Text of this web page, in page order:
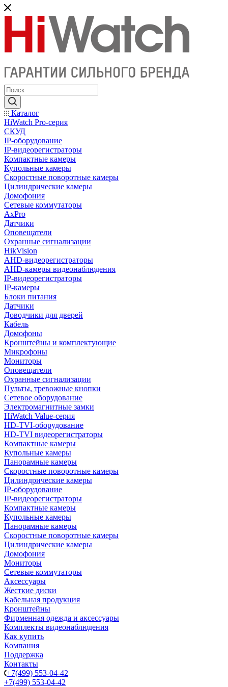
Каталог
HiWatch Pro-серия
CКУД
IP-оборудование
IP-видеорегистраторы
Компактные камеры
Купольные камеры
Скоростные поворотные камеры
Цилиндрические камеры
Домофония
Сетевые коммутаторы
AxPro
Датчики
Оповещатели
Охранные сигнализации
HikVision
AHD-видеорегистраторы
AHD-камеры видеонаблюдения
IP-видеорегистраторы
IP-камеры
Блоки питания
Датчики
Доводчики для дверей
Кабель
Домофоны
Кронштейны и комплектующие
Микрофоны
Мониторы
Оповещатели
Охранные сигнализации
Пульты, тревожные кнопки
Сетевое оборудование
Электромагнитные замки
HiWatch Value-серия
HD-TVI-оборудование
HD-TVI видеорегистраторы
Компактные камеры
Купольные камеры
Панорамные камеры
Скоростные поворотные камеры
Цилиндрические камеры
IP-оборудование
IP-видеорегистраторы
Компактные камеры
Купольные камеры
Панорамные камеры
Скоростные поворотные камеры
Цилиндрические камеры
Домофония
Мониторы
Сетевые коммутаторы
Аксессуары
Жесткие диски
Кабельная продукция
Кронштейны
Фирменная одежда и аксессуары
Комплекты видеонаблюдения
Как купить
Компания
Поддержка
Контакты
+7(499) 553-04-42
+7(499) 553-04-42